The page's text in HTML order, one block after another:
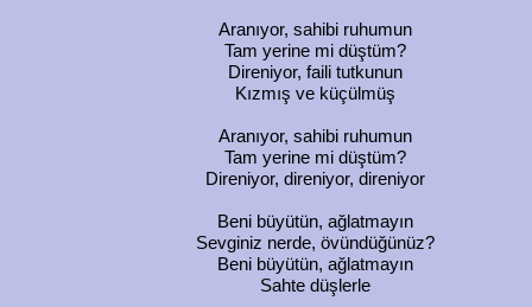
Aranıyor, sahibi ruhumun
Tam yerine mi düştüm?
Direniyor, faili tutkunun
Kızmış ve küçülmüş
Aranıyor, sahibi ruhumun
Tam yerine mi düştüm?
Direniyor, direniyor, direniyor
Beni büyütün, ağlatmayın
Sevginiz nerde, övündüğünüz?
Beni büyütün, ağlatmayın
Sahte düşlerle